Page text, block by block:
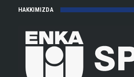
HAKKIMIZDA